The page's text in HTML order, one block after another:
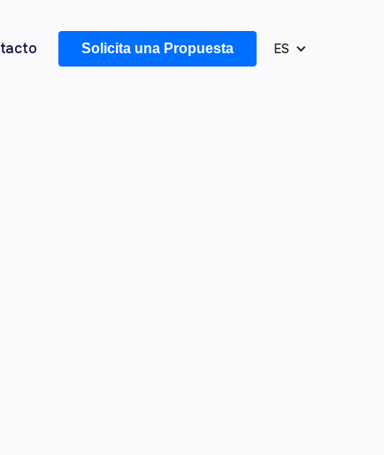
Solicita una Propuesta ES